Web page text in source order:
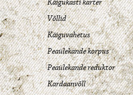
Käigukasti karter
Võllid
Käiguvahetus
Peaülekande korpus
Peaülekande reduktor
Kardaanvõll